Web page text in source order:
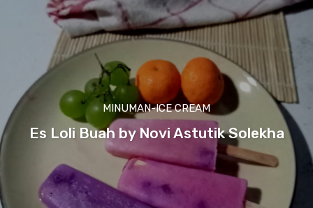
MINUMAN-ICE CREAM
Es Loli Buah by Novi Astutik Solekha